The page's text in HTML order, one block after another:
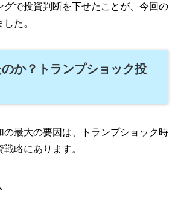
グで投資判断を下せたことが、今回の
た。
か？トランプショック投
の最大の要因は、トランプショック時
略にあります。